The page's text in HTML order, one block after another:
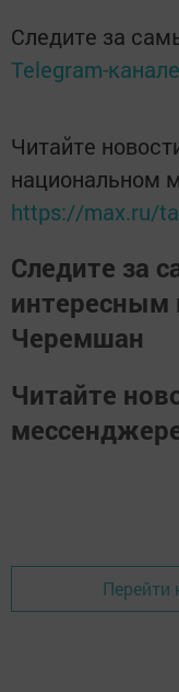
Следите за
Telegram-канале
Читайте
национальном
https://max.ru/
Следите за
интересным
Черемшан
Читайте
Перейти